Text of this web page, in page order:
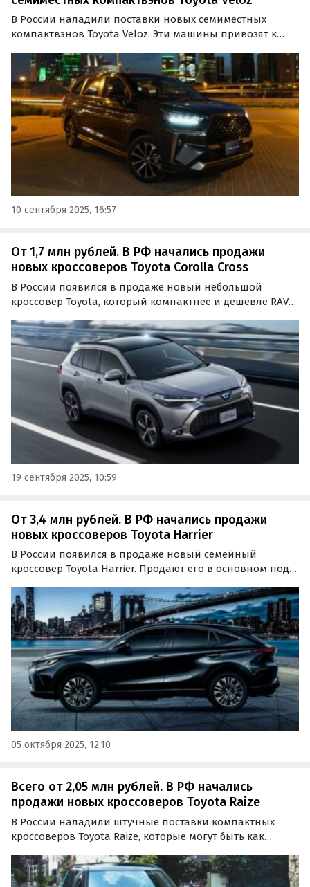
В России наладили поставки новых семиместных
компактвэнов Toyota Veloz. Эти машины привозят к
одном из сайтов объявлений сейчас стартуют от 2,9 млн
рублей, пишут «Автоновости дня».
10 сентября 2025, 16:57
От 1,7 млн рублей. В РФ начались продажи
новых кроссоверов Toyota Corolla Cross
В России появился в продаже новый небольшой
кроссовер Toyota, который компактнее и дешевле RAV4.
сайтов бесплатных объявлений минимум 1 700 000
рублей, сообщают «Автоновости дня».
19 сентября 2025, 10:59
От 3,4 млн рублей. В РФ начались продажи
новых кроссоверов Toyota Harrier
В России появился в продаже новый семейный
кроссовер Toyota Harrier. Продают его в основном под
начинаются от 3 367 000 рублей, сообщает портал
«Автоновости дня».
05 октября 2025, 12:10
Всего от 2,05 млн рублей. В РФ начались
продажи новых кроссоверов Toyota Raize
В России наладили штучные поставки компактных
кроссоверов Toyota Raize, которые могут быть как
продают из наличия по цене от 2 050 000 рублей,
сообщает портал «Автоновости дня».